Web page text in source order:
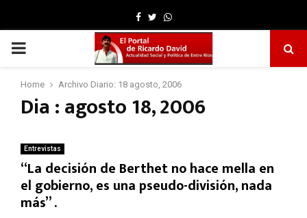
Facebook
TwitterWhatsapp
PRIMARY
MENU
Home Archivo Diario: 18 agosto, 2006
Dia : agosto 18, 2006
Entrevistas
“La decisión de Berthet no hace mella en
el gobierno, es una pseudo-división, nada
más” .